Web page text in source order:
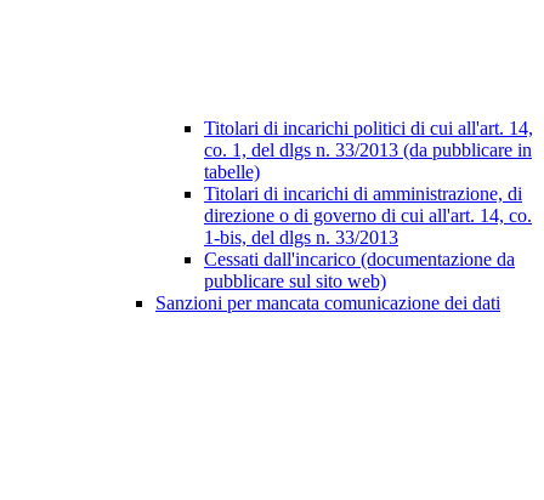
Titolari di incarichi politici di cui all'art. 14,
co. 1, del dlgs n. 33/2013 (da pubblicare in
tabelle)
Titolari di incarichi di amministrazione, di
direzione o di governo di cui all'art. 14, co.
1-bis, del dlgs n. 33/2013
Cessati dall'incarico (documentazione da
pubblicare sul sito web)
Sanzioni per mancata comunicazione dei dati